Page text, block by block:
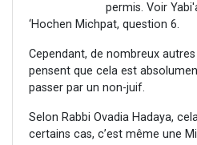
permis. Voir
‘Hochen Michpat, question 6.
Cependant, de nombreux
pensent que cela est
passer par un non-juif.
Selon Rabbi Ovadia Hadaya,
certains cas, c’est même une